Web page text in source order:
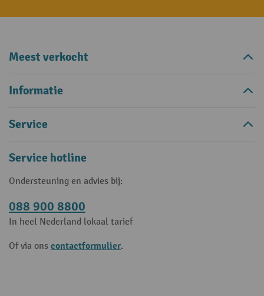
Meest verkocht
Informatie
Service
Service hotline
Ondersteuning en advies bij:
088 900 8800
In heel Nederland lokaal tarief
Of via ons contactformulier.